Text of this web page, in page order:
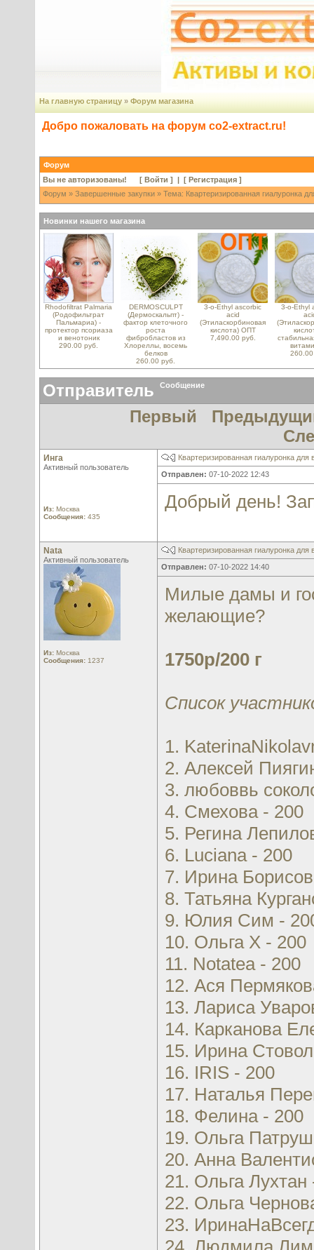
На главную страницу » Форум магазина
Добро пожаловать на форум co2-extract.ru!
Форум
Вы не авторизованы! [ Войти ] | [ Регистрация ]
Форум » Завершенные закупки » Тема: Квартеризированная гиалуронка
Новинки нашего магазина
Rhodofiltrat Palmaria
(Родофильтрат
Пальмариа) -
протектор псориаза
и венотоник
290.00 руб.
DERMOSCULPT
(Дермоскальпт) -
фактор клеточного
роста
фибробластов из
Хлореллы, восемь
белков
260.00 руб.
3-o-Ethyl ascorbic
acid
(Этиласкорбиновая
кислота) ОПТ
7,490.00 руб.
3-o-Ethyl
Отправитель Сообщение
Первый
Инга
Активный пользователь
Из: Москва
Сообщения: 435
Квартеризированная гиалуронка для
Отправлен: 07-10-2022 12:43
Добрый день!
Nata
Активный пользователь
Из: Москва
Сообщения: 1237
Квартеризированная гиалуронка для
Отправлен: 07-10-2022 14:40
Милые дамы и
желающие?
1750р/200 г
Список
1.
2. Алексей
3. любоввь
4. Смехова - 200
5. Регина
6. Luciana - 200
7. Ирина
8. Татьяна
9. Юлия Сим -
10. Ольга Х - 200
11. Notatea - 200
12. Ася
13. Лариса
14. Карканова
15. Ирина
16. IRIS - 200
17. Наталья
18. Фелина - 200
19. Ольга
20. Анна
21. Ольга Лухтан
22. Ольга
23.